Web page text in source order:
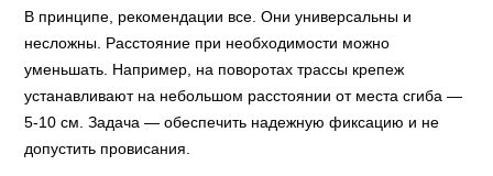
В принципе, рекомендации все. Они универсальны и
несложны. Расстояние при необходимости можно
уменьшать. Например, на поворотах трассы крепеж
устанавливают на небольшом расстоянии от места сгиба —
5-10 см. Задача — обеспечить надежную фиксацию и не
допустить провисания.